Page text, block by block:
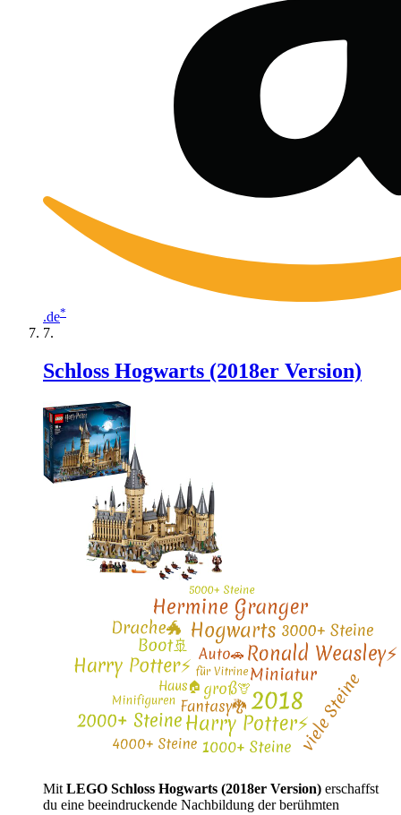
.de*
Schloss Hogwarts (2018er Version)
Mit LEGO Schloss Hogwarts (2018er Version) erschaffst
du eine beeindruckende Nachbildung der berühmten